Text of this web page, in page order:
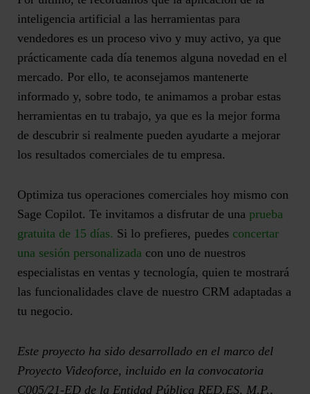
inteligencia artificial a las herramientas para
vendedores es un proceso vivo y muy activo, ya que
prácticamente cada día tenemos alguna novedad en el
mercado. Por ello, te aconsejamos mantenerte
informado y, sobre todo, te animamos a probar estas
herramientas en tu trabajo, ya que es la mejor forma
de descubrir si realmente pueden ayudarte a mejorar
los resultados comerciales de tu empresa.
Optimiza tus operaciones comerciales hoy mismo con
Sage Copilot. Te invitamos a disfrutar de una prueba
gratuita de 15 días. Si lo prefieres, puedes concertar
una sesión personalizada con uno de nuestros
especialistas en ventas y tecnología, quien te mostrará
las funcionalidades clave de nuestro CRM adaptadas a
tu negocio.
Este proyecto ha sido desarrollado en el marco del
Proyecto Videoforce, incluido en la convocatoria
C005/21-ED de la Entidad Pública RED.ES, M.P.,